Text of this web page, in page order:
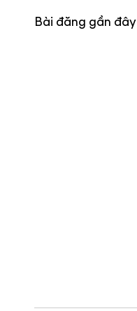
Bài đăng gần đây